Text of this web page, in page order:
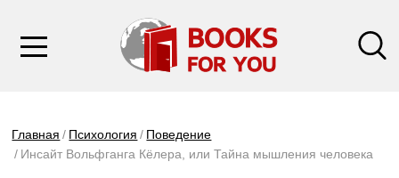
Главная Психология
Поведение
Инсайт Вольфганга Кёлера, или Тайна мышления человека